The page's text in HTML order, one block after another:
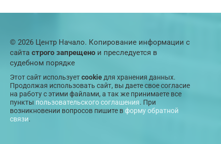
© 2026 Центр Начало. Копирование информации с
сайта строго запрещено и преследуется в
судебном порядке
Этот сайт используетcookie для хранения данных.
Продолжая использовать сайт, вы даете свое согласие
на работу с этими файлами, а так же принимаете все
пункты пользовательского соглашения. При
возникновении вопросов пишите вформу обратной
связи.